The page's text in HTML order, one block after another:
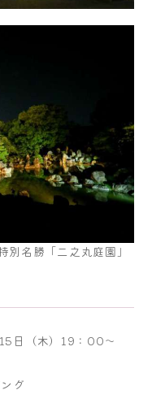
名勝「二之丸庭園」
日（木）19：00～
ング